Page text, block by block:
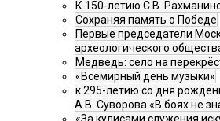
К 150-летию С.В.
Сохраняя память о Победе
Первые председатели
археологического
Медведь: село на
«Всемирный день музыки»
к 295-летию со дня
А.В. Суворова «В боях не